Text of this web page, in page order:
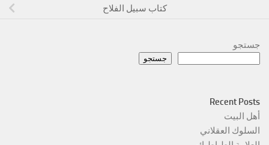
كتاب سبيل الفلاح
جستجو
جستجو
Recent Posts
أهل البيت
السلوك العقلاني